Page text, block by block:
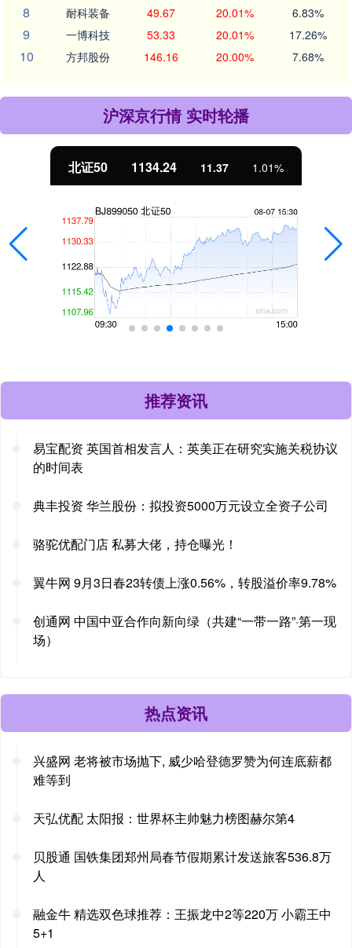
8 耐科装备 49.67 20.01% 6.83%
9 一博科技 53.33 20.01% 17.26%
10 方邦股份 146.16 20.00% 7.68%
沪深京行情 实时轮播
北证50 1134.24 11.37 1.01%
推荐资讯
易宝配资 英国首相发言人：英美正在研究实施关税协议
的时间表
典丰投资 华兰股份：拟投资5000万元设立全资子公司
骆驼优配门店 私募大佬，持仓曝光！
翼牛网 9月3日春23转债上涨0.56%，转股溢价率9.78%
创通网 中国中亚合作向新向绿（共建“一带一路”·第一现
场）
热点资讯
兴盛网 老将被市场抛下, 威少哈登德罗赞为何连底薪都
难等到
天弘优配 太阳报：世界杯主帅魅力榜图赫尔第4
贝股通 国铁集团郑州局春节假期累计发送旅客536.8万
人
融金牛 精选双色球推荐：王振龙中2等220万 小霸王中
5+1